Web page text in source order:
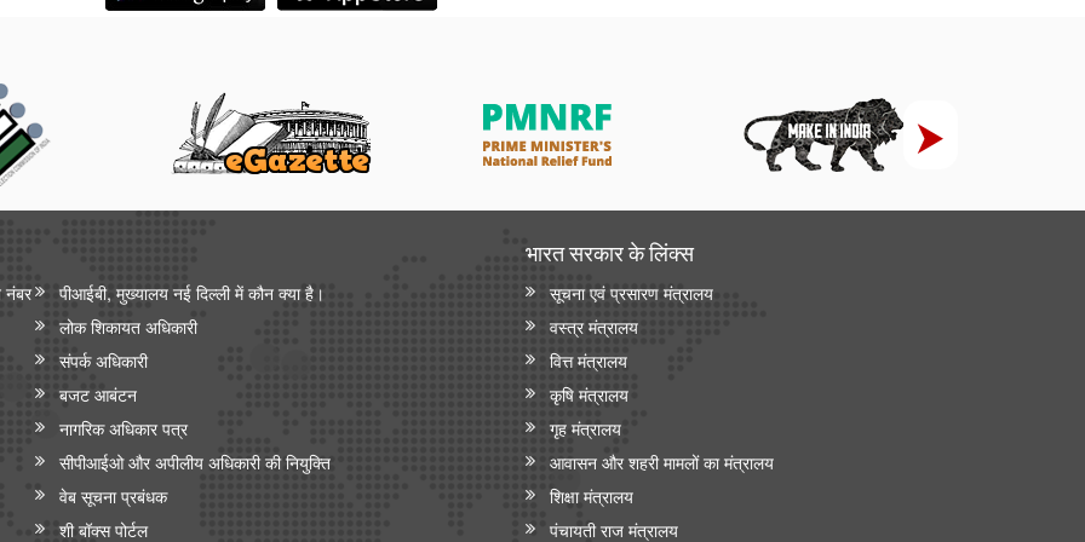
नंबर
पीआईबी, मुख्यालय नई दिल्ली में कौन क्या है।
लोक शिकायत अधिकारी
संपर्क अधिकारी
बजट आबंटन
नागरिक अधिकार पत्र
सीपीआईओ और अपी‍लीय अधिकारी की नियुक्ति
वेब सूचना प्रबंधक
शी बॉक्स पोर्टल
भारत सरकार के लिंक्‍स
सूचना एवं प्रसारण मंत्रालय
वस्त्र मंत्रालय
वित्त मंत्रालय
कृषि मंत्रालय
गृह मंत्रालय
आवासन और शहरी मामलों का मंत्रालय
शिक्षा मंत्रालय
पंचायती राज मंत्रालय